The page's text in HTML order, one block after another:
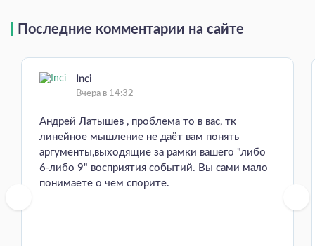
Последние комментарии на сайте
Inci
Вчера в 14:32
Андрей Латышев , проблема то в вас, тк
линейное мышление не даёт вам понять
аргументы,выходящие за рамки вашего "либо
6-либо 9" восприятия событий. Вы сами мало
понимаете о чем спорите.